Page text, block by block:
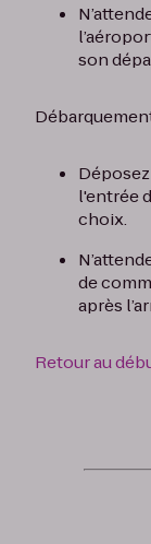
son
l'entrée
choix.
de
après
Retour au